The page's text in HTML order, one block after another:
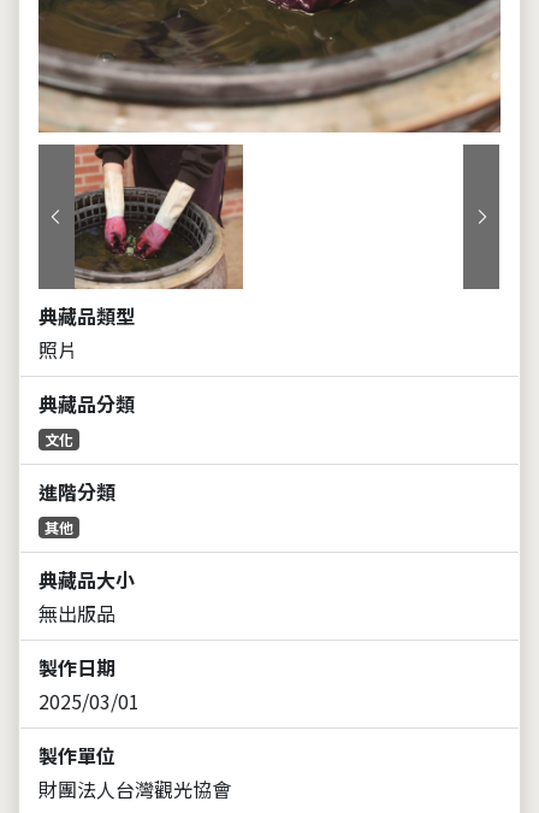
上一張 下一張
典藏品類型
照片
典藏品分類
文化
進階分類
其他
典藏品大小
無出版品
製作日期
2025/03/01
製作單位
財團法人台灣觀光協會